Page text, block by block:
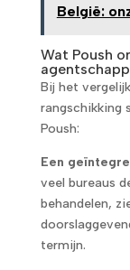
België:
Wat Poush
Bij het
rangschikking
Poush:
Een
veel bureaus
behandelen,
termijn.